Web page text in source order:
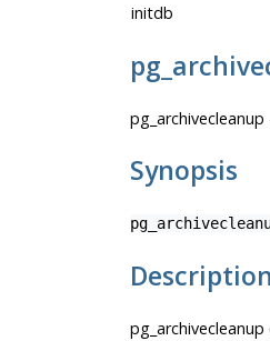
initdb
Synopsis
Description
pg_archivecleanup